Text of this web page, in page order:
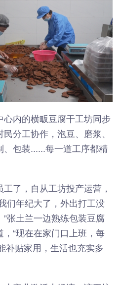
心内的横畈豆腐干工坊同步
分工协作，泡豆、磨浆、
、包装......每一道工序都精
了，自从工坊投产运营，
们年纪大了，外出打工没
张土兰一边熟练包装豆腐
“现在在家门口上班，每
补贴家用，生活也充实多